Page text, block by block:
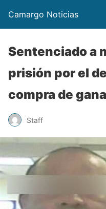
Camargo Noticias
Sentenciado a
prisión por el
compra de
Staff